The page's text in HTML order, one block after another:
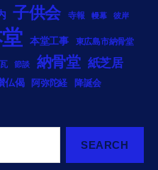
子供会 寺報 幔幕 彼岸
本堂工事 東広島市納骨堂
瓦 節談 納骨堂 紙芝居
仏偈 阿弥陀経 降誕会